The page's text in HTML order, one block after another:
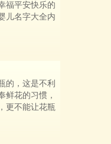
福平安快乐的
儿名字大全内
的，这是不利
鲜花的习惯，
更不能让花瓶